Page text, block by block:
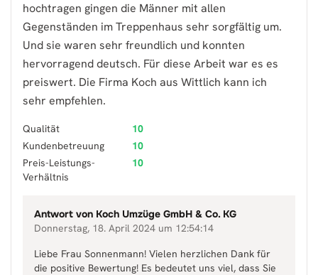
hochtragen gingen die Männer mit allen
Gegenständen im Treppenhaus sehr sorgfältig um.
Und sie waren sehr freundlich und konnten
hervorragend deutsch. Für diese Arbeit war es es
preiswert. Die Firma Koch aus Wittlich kann ich
sehr empfehlen.
Qualität
10
Kundenbetreuung
10
Preis-Leistungs-
Verhältnis
10
Antwort von Koch Umzüge GmbH & Co. KG
Donnerstag, 18. April 2024 um 12:54:14
Liebe Frau Sonnenmann! Vielen herzlichen Dank für
die positive Bewertung! Es bedeutet uns viel, dass Sie